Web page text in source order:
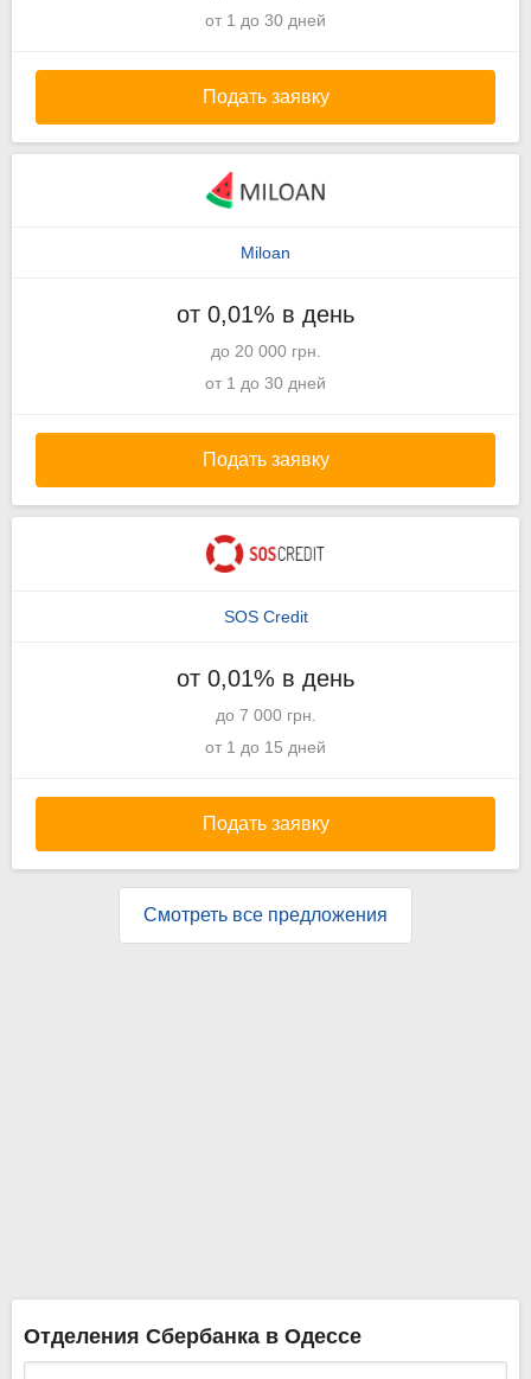
от 1 до 30 дней
Подать заявку
Miloan
от 0,01% в день
до 20 000 грн.
от 1 до 30 дней
Подать заявку
SOS Credit
от 0,01% в день
до 7 000 грн.
от 1 до 15 дней
Подать заявку
Смотреть все предложения
Отделения Сбербанка в Одессе